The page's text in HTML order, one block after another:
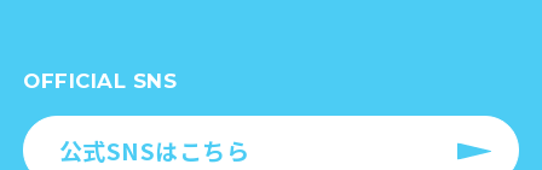
OFFICIAL SNS
公式SNSはこちら